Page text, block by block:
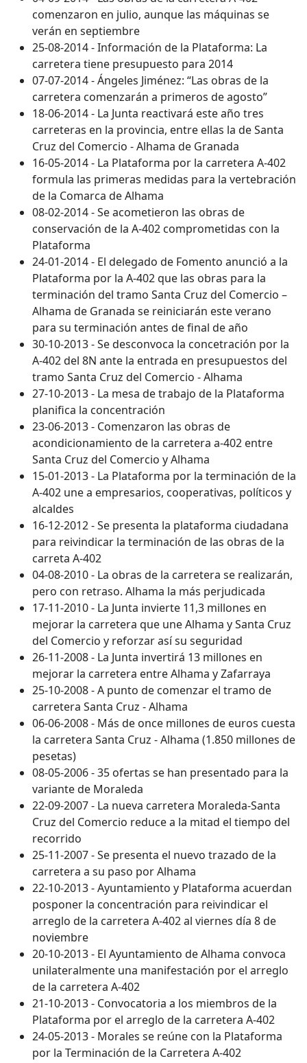
comenzaron en julio, aunque las máquinas se
verán en septiembre
25-08-2014 - Información de la Plataforma: La
carretera tiene presupuesto para 2014
07-07-2014 - Ángeles Jiménez: “Las obras de la
carretera comenzarán a primeros de agosto”
18-06-2014 - La Junta reactivará este año tres
carreteras en la provincia, entre ellas la de Santa
Cruz del Comercio - Alhama de Granada
16-05-2014 - La Plataforma por la carretera A-402
formula las primeras medidas para la vertebración
de la Comarca de Alhama
08-02-2014 - Se acometieron las obras de
conservación de la A-402 comprometidas con la
Plataforma
24-01-2014 - El delegado de Fomento anunció a la
Plataforma por la A-402 que las obras para la
terminación del tramo Santa Cruz del Comercio –
Alhama de Granada se reiniciarán este verano
para su terminación antes de final de año
30-10-2013 - Se desconvoca la concetración por la
A-402 del 8N ante la entrada en presupuestos del
tramo Santa Cruz del Comercio - Alhama
27-10-2013 - La mesa de trabajo de la Plataforma
planifica la concentración
23-06-2013 - Comenzaron las obras de
acondicionamiento de la carretera a-402 entre
Santa Cruz del Comercio y Alhama
15-01-2013 - La Plataforma por la terminación de la
A-402 une a empresarios, cooperativas, políticos y
alcaldes
16-12-2012 - Se presenta la plataforma ciudadana
para reivindicar la terminación de las obras de la
carreta A-402
04-08-2010 - La obras de la carretera se realizarán,
pero con retraso. Alhama la más perjudicada
17-11-2010 - La Junta invierte 11,3 millones en
mejorar la carretera que une Alhama y Santa Cruz
del Comercio y reforzar así su seguridad
26-11-2008 - La Junta invertirá 13 millones en
mejorar la carretera entre Alhama y Zafarraya
25-10-2008 - A punto de comenzar el tramo de
carretera Santa Cruz - Alhama
06-06-2008 - Más de once millones de euros cuesta
la carretera Santa Cruz - Alhama (1.850 millones de
pesetas)
08-05-2006 - 35 ofertas se han presentado para la
variante de Moraleda
22-09-2007 - La nueva carretera Moraleda-Santa
Cruz del Comercio reduce a la mitad el tiempo del
recorrido
25-11-2007 - Se presenta el nuevo trazado de la
carretera a su paso por Alhama
22-10-2013 - Ayuntamiento y Plataforma acuerdan
posponer la concentración para reivindicar el
arreglo de la carretera A-402 al viernes día 8 de
noviembre
20-10-2013 - El Ayuntamiento de Alhama convoca
unilateralmente una manifestación por el arreglo
de la carretera A-402
21-10-2013 - Convocatoria a los miembros de la
Plataforma por el arreglo de la carretera A-402
24-05-2013 - Morales se reúne con la Plataforma
por la Terminación de la Carretera A-402